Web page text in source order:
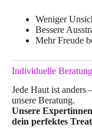
Weniger
Bessere
Mehr Freude
Individuelle
Jede Haut ist anders
unsere Beratung.
Unsere
dein perfektes